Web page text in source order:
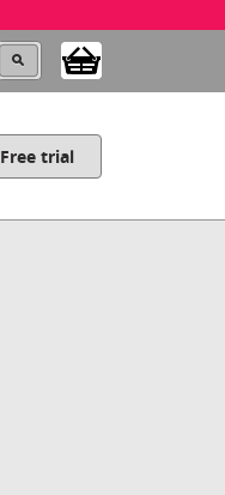
Free trial